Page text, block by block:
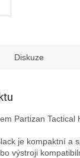
Diskuze
Partizan Tactical
je kompaktní a
výstroji